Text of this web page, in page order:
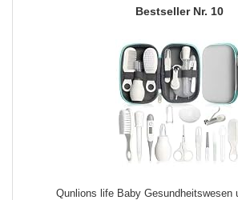
10
Qunlions life Baby Gesundheitswesen